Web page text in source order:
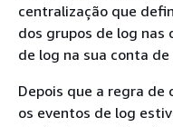
centralização que
dos grupos de log nas
de log na sua conta
Depois que a regra
os eventos de log